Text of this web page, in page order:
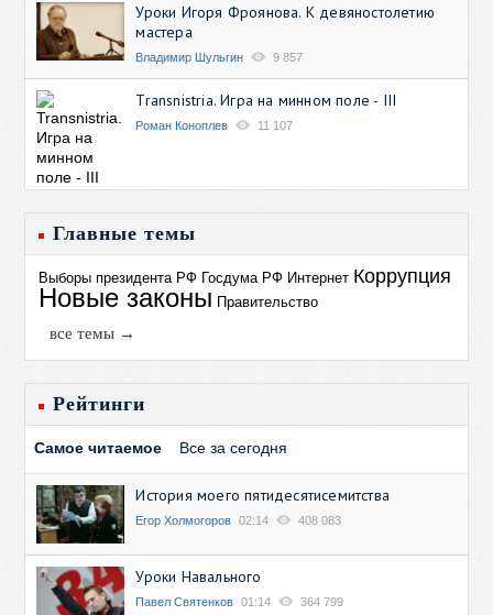
Уроки Игоря Фроянова. К девяностолетию
мастера
Владимир Шульгин 9 857
Transnistria. Игра на минном поле - III
Роман Коноплев 11 107
Главные темы
Выборы президента РФ Госдума РФ Интернет Коррупция
Новые законы Правительство
все темы →
Рейтинги
Самое читаемое Все за сегодня
История моего пятидесятисемитства
Егор Холмогоров 02:14 408 083
Уроки Навального
Павел Святенков 01:14 364 799